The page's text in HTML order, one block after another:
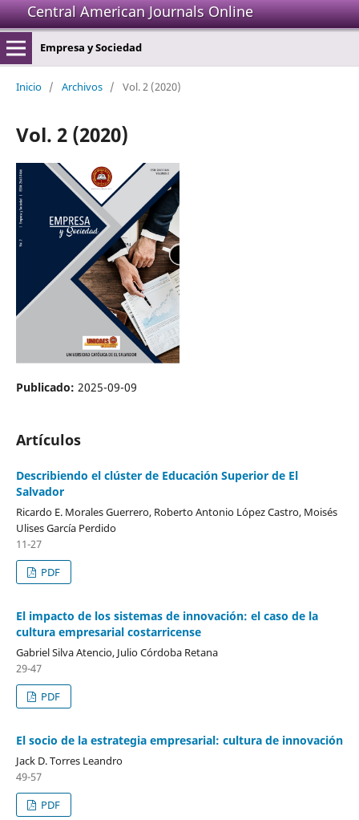
Central American Journals Online
Empresa y Sociedad
Inicio / Archivos / Vol. 2 (2020)
Vol. 2 (2020)
Publicado: 2025-09-09
Artículos
Describiendo el clúster de Educación Superior de El
Salvador
Ricardo E. Morales Guerrero, Roberto Antonio López Castro, Moisés
Ulises García Perdido
11-27
PDF
El impacto de los sistemas de innovación: el caso de la
cultura empresarial costarricense
Gabriel Silva Atencio, Julio Córdoba Retana
29-47
PDF
El socio de la estrategia empresarial: cultura de innovación
Jack D. Torres Leandro
49-57
PDF